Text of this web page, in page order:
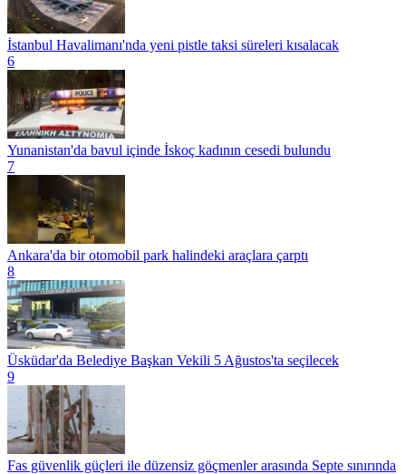
İstanbul Havalimanı'nda yeni pistle taksi süreleri kısalacak
6
Yunanistan'da bavul içinde İskoç kadının cesedi bulundu
7
Ankara'da bir otomobil park halindeki araçlara çarptı
8
Üsküdar'da Belediye Başkan Vekili 5 Ağustos'ta seçilecek
9
Fas güvenlik güçleri ile düzensiz göçmenler arasında Septe sınırında